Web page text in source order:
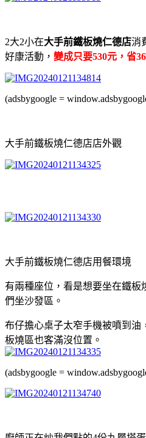
2大2小在大手前鐵板燒仁德店消
好康活動， 變成只要530元，省
(adsbygoogle =
大手前鐵板燒仁德店店外觀
大手前鐵板燒仁德店用餐環境
有兩種座位，看是想要坐在鐵
們坐沙發區。
布仔擔心桌子太窄手機被噴到油
板燒區也客滿沒位置。
(adsbygoogle =